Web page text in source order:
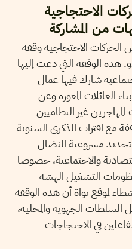
الاحتجاجية
من المشاركة
الاحتجاجية وقفة
الوقفة التي دعت إليها
شارك فيها عمال
العائلات المعوزة وعن
المهاجرين غير النظاميين
مع اقتراب الذكرى السنوية
مشروعية النضال
والاجتماعية، خصوصا
التشغيل الهشة
لموقع نواة أن هذه الوقفة
الجهوية والمحلية،
في الاحتجاجات